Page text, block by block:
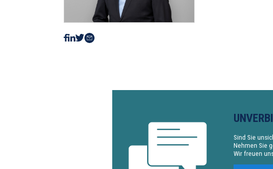
Sind Sie
Nehmen Sie
Wir freuen